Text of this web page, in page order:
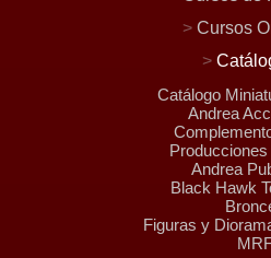
> Cursos
>
Catálogo
Andrea
Andrea
Black Hawk
Figuras y